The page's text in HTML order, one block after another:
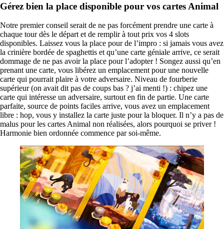
Gérez bien la place disponible pour vos cartes Animal
Notre premier conseil serait de ne pas forcément prendre une carte à
chaque tour dès le départ et de remplir à tout prix vos 4 slots
disponibles. Laissez vous la place pour de l’impro : si jamais vous avez
la crinière bordée de spaghettis et qu’une carte géniale arrive, ce serait
dommage de ne pas avoir la place pour l’adopter ! Songez aussi qu’en
prenant une carte, vous libérez un emplacement pour une nouvelle
carte qui pourrait plaire à votre adversaire. Niveau de fourberie
supérieur (on avait dit pas de coups bas ? j’ai menti !) : chipez une
carte qui intéresse un adversaire, surtout en fin de partie. Une carte
parfaite, source de points faciles arrive, vous avez un emplacement
libre : hop, vous y installez la carte juste pour la bloquer. Il n’y a pas de
malus pour les cartes Animal non réalisées, alors pourquoi se priver !
Harmonie bien ordonnée commence par soi-même.